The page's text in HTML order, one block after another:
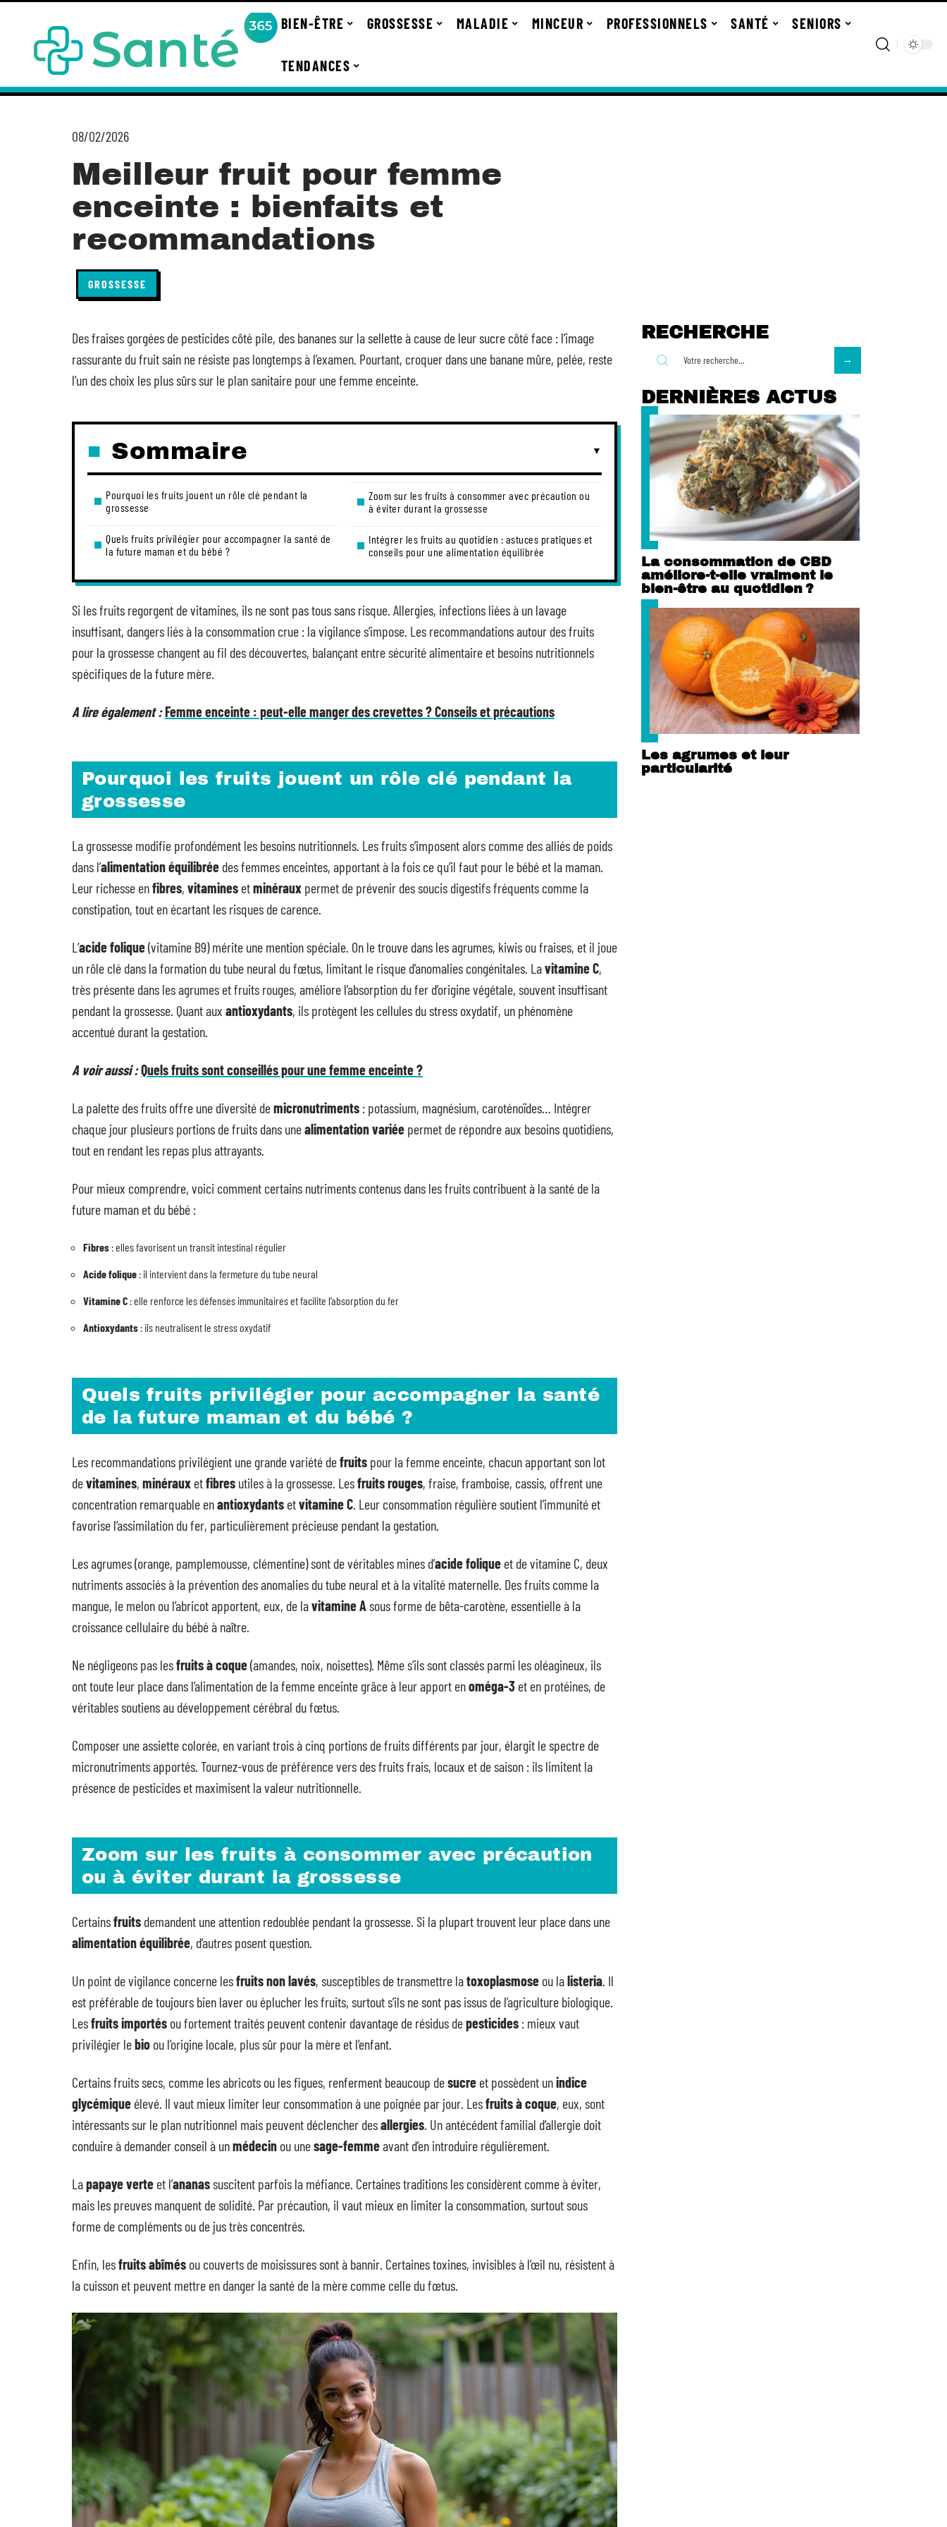
BIEN-ÊTRE GROSSESSE MALADIE MINCEUR PROFESSIONNELS SANTÉ SENIORS
TENDANCES
08/02/2026
Meilleur fruit pour femme
enceinte : bienfaits et
recommandations
GROSSESSE
Des fraises gorgées de pesticides côté pile, des bananes sur la sellette à cause de leur sucre côté face : l’image
rassurante du fruit sain ne résiste pas longtemps à l’examen. Pourtant, croquer dans une banane mûre, pelée, reste
l’un des choix les plus sûrs sur le plan sanitaire pour une femme enceinte.
Sommaire
Pourquoi les fruits jouent un rôle clé pendant la
grossesse
Quels fruits privilégier pour accompagner la santé de
la future maman et du bébé ?
Zoom sur les fruits à consommer avec précaution ou
à éviter durant la grossesse
Intégrer les fruits au quotidien : astuces pratiques et
conseils pour une alimentation équilibrée
Si les fruits regorgent de vitamines, ils ne sont pas tous sans risque. Allergies, infections liées à un lavage
insuffisant, dangers liés à la consommation crue : la vigilance s’impose. Les recommandations autour des fruits
pour la grossesse changent au fil des découvertes, balançant entre sécurité alimentaire et besoins nutritionnels
spécifiques de la future mère.
A lire également :Femme enceinte : peut-elle manger des crevettes ? Conseils et précautions
Pourquoi les fruits jouent un rôle clé pendant la
grossesse
La grossesse modifie profondément les besoins nutritionnels. Les fruits s’imposent alors comme des alliés de poids
dans l’alimentation équilibrée des femmes enceintes, apportant à la fois ce qu’il faut pour le bébé et la maman.
Leur richesse enfibres, vitamines etminéraux permet de prévenir des soucis digestifs fréquents comme la
constipation, tout en écartant les risques de carence.
L’acide folique(vitamine B9) mérite une mention spéciale. On le trouve dans les agrumes, kiwis ou fraises, et il joue
un rôle clé dans la formation du tube neural du fœtus, limitant le risque d’anomalies congénitales. Lavitamine C,
très présente dans les agrumes et fruits rouges, améliore l’absorption du fer d’origine végétale, souvent insuffisant
pendant la grossesse. Quant aux antioxydants, ils protègent les cellules du stress oxydatif, un phénomène
accentué durant la gestation.
A voir aussi :Quels fruits sont conseillés pour une femme enceinte ?
La palette des fruits offre une diversité demicronutriments : potassium, magnésium, caroténoïdes… Intégrer
chaque jour plusieurs portions de fruits dans unealimentation variée permet de répondre aux besoins quotidiens,
tout en rendant les repas plus attrayants.
Pour mieux comprendre, voici comment certains nutriments contenus dans les fruits contribuent à la santé de la
future maman et du bébé :
Fibres : elles favorisent un transit intestinal régulier
Acide folique : il intervient dans la fermeture du tube neural
Vitamine C : elle renforce les défenses immunitaires et facilite l’absorption du fer
Antioxydants : ils neutralisent le stress oxydatif
Quels fruits privilégier pour accompagner la santé
de la future maman et du bébé ?
Les recommandations privilégient une grande variété defruits pour la femme enceinte, chacun apportant son lot
devitamines, minéraux etfibres utiles à la grossesse. Lesfruits rouges, fraise, framboise, cassis, offrent une
concentration remarquable enantioxydants etvitamine C. Leur consommation régulière soutient l’immunité et
favorise l’assimilation du fer, particulièrement précieuse pendant la gestation.
Les agrumes (orange, pamplemousse, clémentine) sont de véritables mines d’acide folique et de vitamine C, deux
nutriments associés à la prévention des anomalies du tube neural et à la vitalité maternelle. Des fruits comme la
mangue, le melon ou l’abricot apportent, eux, de lavitamine Asous forme de bêta-carotène, essentielle à la
croissance cellulaire du bébé à naître.
Ne négligeons pas lesfruits à coque(amandes, noix, noisettes). Même s’ils sont classés parmi les oléagineux, ils
ont toute leur place dans l’alimentation de la femme enceinte grâce à leur apport enoméga-3 et en protéines, de
véritables soutiens au développement cérébral du fœtus.
Composer une assiette colorée, en variant trois à cinq portions de fruits différents par jour, élargit le spectre de
micronutriments apportés. Tournez-vous de préférence vers des fruits frais, locaux et de saison : ils limitent la
présence de pesticides et maximisent la valeur nutritionnelle.
Zoom sur les fruits à consommer avec précaution
ou à éviter durant la grossesse
Certainsfruits demandent une attention redoublée pendant la grossesse. Si la plupart trouvent leur place dans une
alimentation équilibrée, d’autres posent question.
Un point de vigilance concerne lesfruits non lavés, susceptibles de transmettre latoxoplasmose ou lalisteria. Il
est préférable de toujours bien laver ou éplucher les fruits, surtout s’ils ne sont pas issus de l’agriculture biologique.
Lesfruits importés ou fortement traités peuvent contenir davantage de résidus depesticides : mieux vaut
privilégier lebio ou l’origine locale, plus sûr pour la mère et l’enfant.
Certains fruits secs, comme les abricots ou les figues, renferment beaucoup desucre et possèdent unindice
glycémique élevé. Il vaut mieux limiter leur consommation à une poignée par jour. Lesfruits à coque, eux, sont
intéressants sur le plan nutritionnel mais peuvent déclencher desallergies. Un antécédent familial d’allergie doit
conduire à demander conseil à unmédecin ou unesage-femmeavant d’en introduire régulièrement.
Lapapaye verte et l’ananassuscitent parfois la méfiance. Certaines traditions les considèrent comme à éviter,
mais les preuves manquent de solidité. Par précaution, il vaut mieux en limiter la consommation, surtout sous
forme de compléments ou de jus très concentrés.
Enfin, lesfruits abîmés ou couverts de moisissures sont à bannir. Certaines toxines, invisibles à l’œil nu, résistent à
la cuisson et peuvent mettre en danger la santé de la mère comme celle du fœtus.
RECHERCHE
DERNIÈRES ACTUS
La consommation de CBD
améliore-t-elle vraiment le
bien-être au quotidien ?
Les agrumes et leur
particularité